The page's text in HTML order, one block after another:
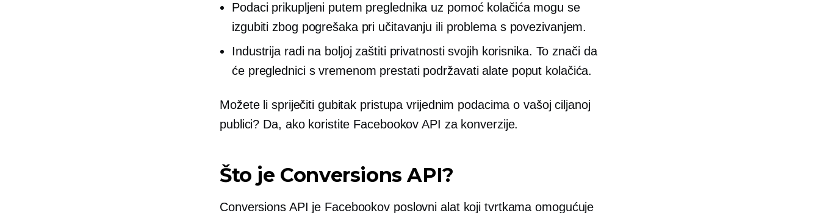
Podaci prikupljeni putem preglednika uz pomoć kolačića mogu se
izgubiti zbog pogrešaka pri učitavanju ili problema s povezivanjem.
Industrija radi na boljoj zaštiti privatnosti svojih korisnika. To znači da
će preglednici s vremenom prestati podržavati alate poput kolačića.
Možete li spriječiti gubitak pristupa vrijednim podacima o vašoj ciljanoj
publici? Da, ako koristite Facebookov API za konverzije.
Što je Conversions API?
Conversions API je Facebookov poslovni alat koji tvrtkama omogućuje